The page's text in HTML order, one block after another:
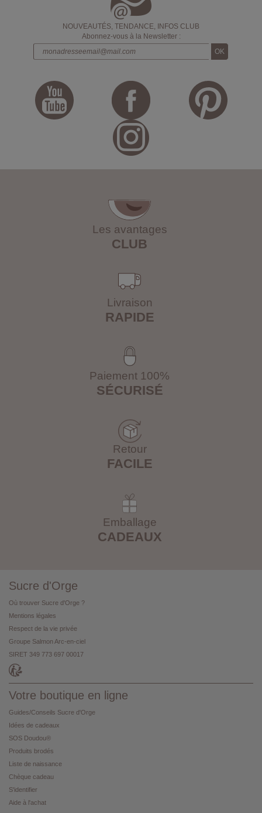
NOUVEAUTÉS, TENDANCE, INFOS CLUB
Abonnez-vous à la Newsletter :
Les avantages
CLUB
Livraison
RAPIDE
Paiement 100%
SÉCURISÉ
Retour
FACILE
Emballage
CADEAUX
Sucre d'Orge
Où trouver Sucre d'Orge ?
Mentions légales
Respect de la vie privée
Groupe Salmon Arc-en-ciel
SIRET 349 773 697 00017
Votre boutique en ligne
Guides/Conseils Sucre d'Orge
Idées de cadeaux
SOS Doudou®
Produits brodés
Liste de naissance
Chèque cadeau
S'identifier
Aide à l'achat